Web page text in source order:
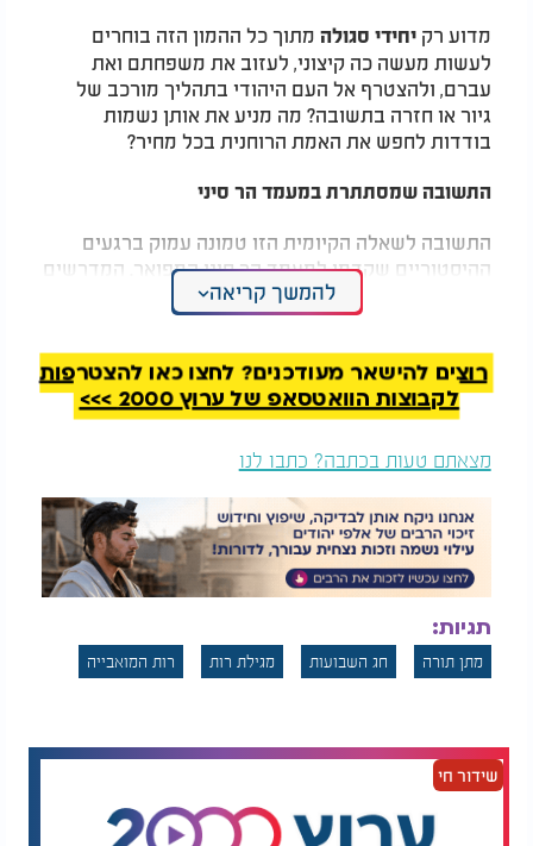
מדוע רקיחידי סגולה מתוך כל ההמון הזה בוחרים
לעשות מעשה כה קיצוני, לעזוב את משפחתם ואת
עברם, ולהצטרף אל העם היהודי בתהליך מורכב של
גיור או חזרה בתשובה? מה מניע את אותן נשמות
בודדות לחפש את האמת הרוחנית בכל מחיר?
התשובה שמסתתרת במעמד הר סיני
התשובה לשאלה הקיומית הזו טמונה עמוק ברגעים
ההיסטוריים שקדמו למעמד הר סיני המפואר. המדרשים
מספרים לנו כי לפני שהקדוש ברוך הוא העניק את
התורה הקדושה לעם ישראל, הוא פנה קודם לכן לכל
אחת ואחת מאומות העולם והציע להן לקבל את מצוותיו.
המלצות נוספות
5 דקות ביום שיכולות
לפני חג השבועות
דברים שחייבים לדעת
כל אומה שבחנה את חוקי התורה מצאה בהם דרישות
מתאימה עבורן.
אולם, בתוך אותם עמים גדולים שסירבו לקבל את עול
המצוות, היו אנשים יחידים ובודדים שהקשיבו היטב
להמשך קריאה
רוצים להישאר מעודכנים? לחצו כאן להצטרפות
לקבוצות הוואטסאפ של ערוץ 2000 >>>
מצאתם טעות בכתבה? כתבו לנו
תגיות:
מתן תורה חג השבועות מגילת רות רות המואבייה
שידור חי